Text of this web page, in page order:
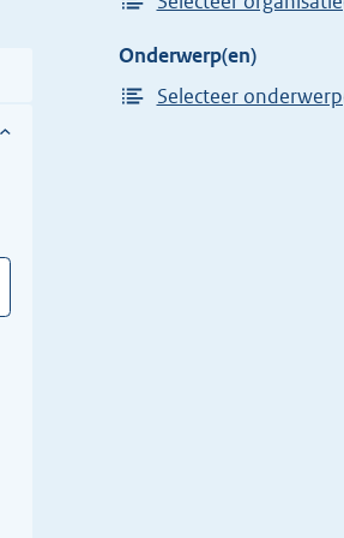
Onderwerp(en)
Selecteer